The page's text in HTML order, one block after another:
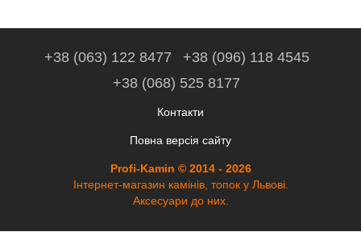
+38 (063) 122 8477
+38 (096) 118 4545
+38 (068) 525 8177
Контакти
Повна версія сайту
Profi-Kamin © 2014 - 2026
Інтернет-магазин камінів, топок у Львові.
Аксесуари до них.